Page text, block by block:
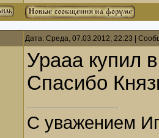
Дата: Среда, 07.03.2012, 22:23 |
Урааа купил
Спасибо
С уважением